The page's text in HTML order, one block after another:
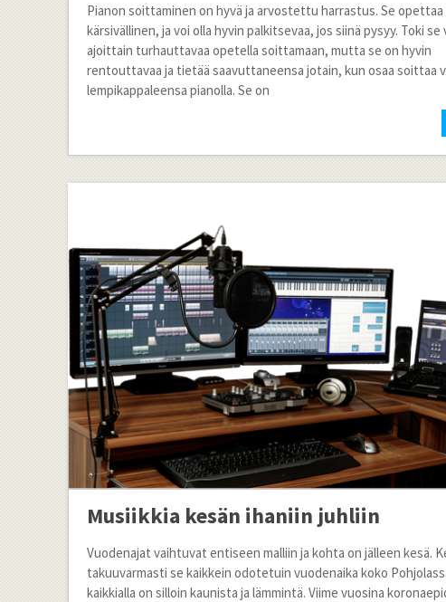
Pianon soittaminen on hyvä ja arvostettu harrastus. Se opettaa
kärsivällinen, ja voi olla hyvin palkitsevaa, jos siinä pysyy. Toki se
ajoittain turhauttavaa opetella soittamaan, mutta se on hyvin
rentouttavaa ja tietää saavuttaneensa jotain, kun osaa soittaa
lempikappaleensa pianolla. Se on
Musiikkia kesän ihaniin juhliin
Vuodenajat vaihtuvat entiseen malliin ja kohta on jälleen kesä.
takuuvarmasti se kaikkein odotetuin vuodenaika koko
kaikkialla on silloin kaunista ja lämmintä. Viime vuosina